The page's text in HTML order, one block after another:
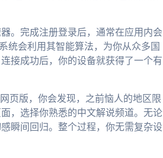
。完成注册登录后，通常在应用内会
统会利用其智能算法，为你从众多国
接成功后，你的设备就获得了一个有
页版，你会发现，之前恼人的地区限
，选择你熟悉的中文解说频道。无论
瞬间回归。整个过程，你无需复杂设